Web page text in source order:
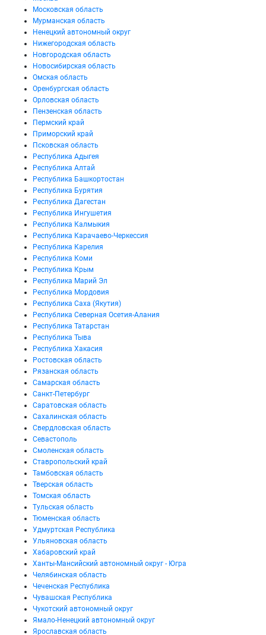
Московская область
Мурманская область
Ненецкий автономный округ
Нижегородская область
Новгородская область
Новосибирская область
Омская область
Оренбургская область
Орловская область
Пензенская область
Пермский край
Приморский край
Псковская область
Республика Адыгея
Республика Алтай
Республика Башкортостан
Республика Бурятия
Республика Дагестан
Республика Ингушетия
Республика Калмыкия
Республика Карачаево-Черкессия
Республика Карелия
Республика Коми
Республика Крым
Республика Марий Эл
Республика Мордовия
Республика Саха (Якутия)
Республика Северная Осетия-Алания
Республика Татарстан
Республика Тыва
Республика Хакасия
Ростовская область
Рязанская область
Самарская область
Санкт-Петербург
Саратовская область
Сахалинская область
Свердловская область
Севастополь
Смоленская область
Ставропольский край
Тамбовская область
Тверская область
Томская область
Тульская область
Тюменская область
Удмуртская Республика
Ульяновская область
Хабаровский край
Ханты-Мансийский автономный округ - Югра
Челябинская область
Чеченская Республика
Чувашская Республика
Чукотский автономный округ
Ямало-Ненецкий автономный округ
Ярославская область